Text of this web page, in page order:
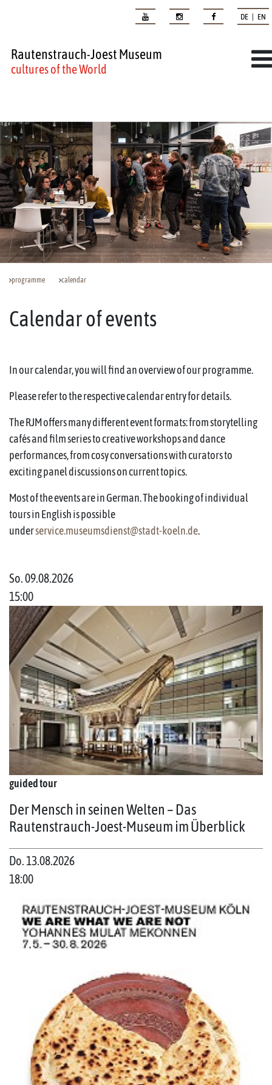
DE | EN
Rautenstrauch-Joest Museum
cultures of the World
programme calendar
Calendar of events
In our calendar, you will find an overview of our programme.
Please refer to the respective calendar entry for details.
The RJM offers many different event formats: from storytelling
cafés and film series to creative workshops and dance
performances, from cosy conversations with curators to
exciting panel discussions on current topics.
Most of the events are in German. The booking of individual
tours in English is possible
underservice.museumsdienst@stadt-koeln.de.
So. 09.08.2026
15:00
guided tour
Der Mensch in seinen Welten – Das
Rautenstrauch-Joest-Museum im Überblick
Do. 13.08.2026
18:00